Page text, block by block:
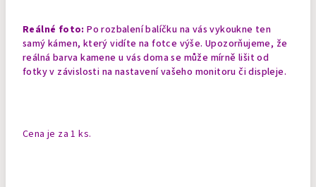
Reálné foto: Po rozbalení balíčku na vás vykoukne ten
samý kámen, který vidíte na fotce výše. Upozorňujeme, že
reálná barva kamene u vás doma se může mírně lišit od
fotky v závislosti na nastavení vašeho monitoru či displeje.
Cena je za 1 ks.